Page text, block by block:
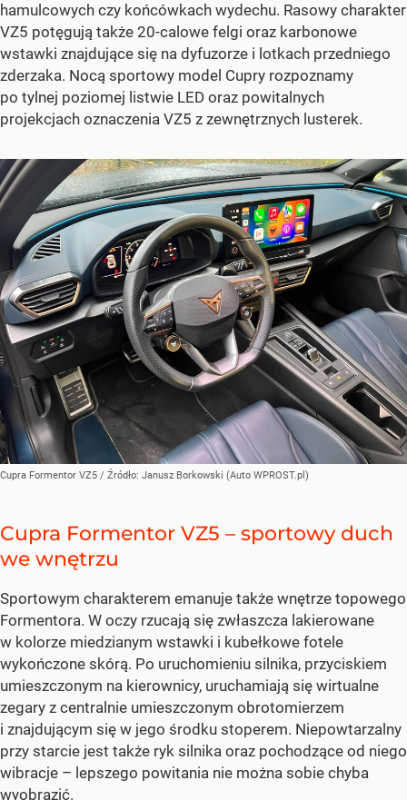
hamulcowych czy końcówkach wydechu. Rasowy charakter
VZ5 potęgują także 20-calowe felgi oraz karbonowe
wstawki znajdujące się na dyfuzorze i lotkach przedniego
zderzaka. Nocą sportowy model Cupry rozpoznamy
po tylnej poziomej listwie LED oraz powitalnych
projekcjach oznaczenia VZ5 z zewnętrznych lusterek.
Cupra Formentor VZ5 / Źródło: Janusz Borkowski (Auto WPROST.pl)
Cupra Formentor VZ5 – sportowy duch
we wnętrzu
Sportowym charakterem emanuje także wnętrze topowego
Formentora. W oczy rzucają się zwłaszcza lakierowane
w kolorze miedzianym wstawki i kubełkowe fotele
wykończone skórą. Po uruchomieniu silnika, przyciskiem
umieszczonym na kierownicy, uruchamiają się wirtualne
zegary z centralnie umieszczonym obrotomierzem
i znajdującym się w jego środku stoperem. Niepowtarzalny
przy starcie jest także ryk silnika oraz pochodzące od niego
wibracje – lepszego powitania nie można sobie chyba
wyobrazić.